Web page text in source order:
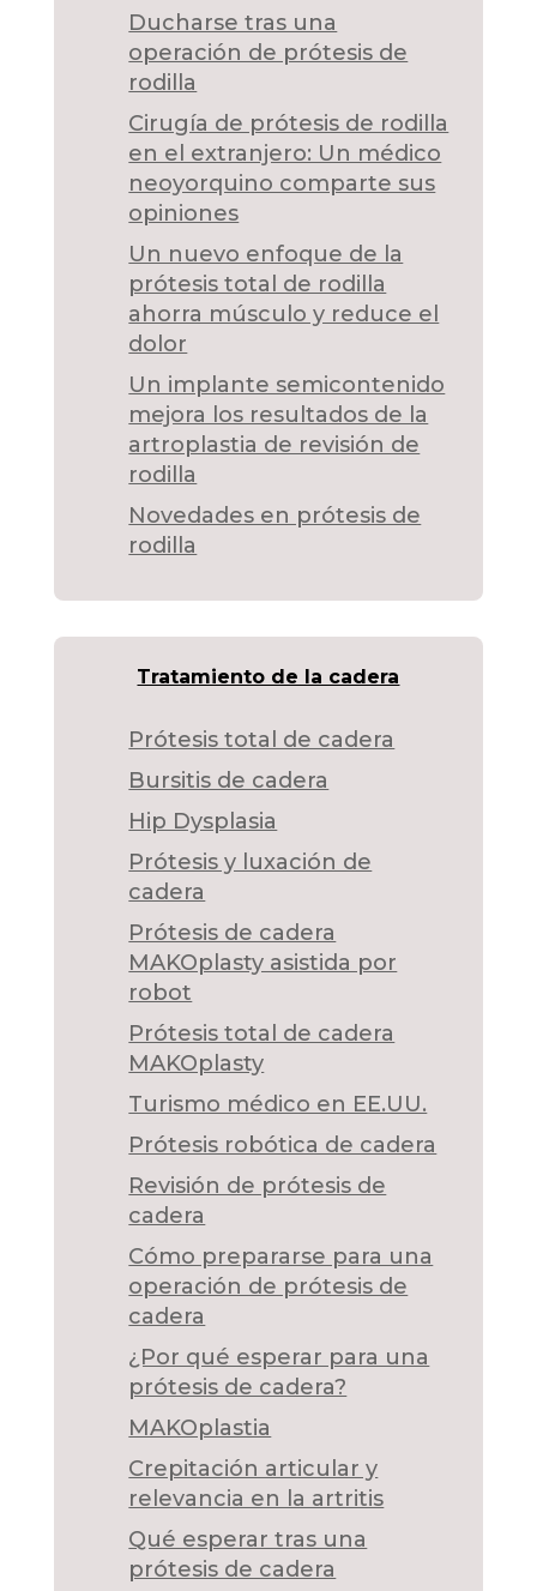
Ducharse tras una
operación de prótesis de
rodilla
Cirugía de prótesis de rodilla
en el extranjero: Un médico
neoyorquino comparte sus
opiniones
Un nuevo enfoque de la
prótesis total de rodilla
ahorra músculo y reduce el
dolor
Un implante semicontenido
mejora los resultados de la
artroplastia de revisión de
rodilla
Novedades en prótesis de
rodilla
Tratamiento de la cadera
Prótesis total de cadera
Bursitis de cadera
Hip Dysplasia
Prótesis y luxación de
cadera
Prótesis de cadera
MAKOplasty asistida por
robot
Prótesis total de cadera
MAKOplasty
Turismo médico en EE.UU.
Prótesis robótica de cadera
Revisión de prótesis de
cadera
Cómo prepararse para una
operación de prótesis de
cadera
¿Por qué esperar para una
prótesis de cadera?
MAKOplastia
Crepitación articular y
relevancia en la artritis
Qué esperar tras una
prótesis de cadera